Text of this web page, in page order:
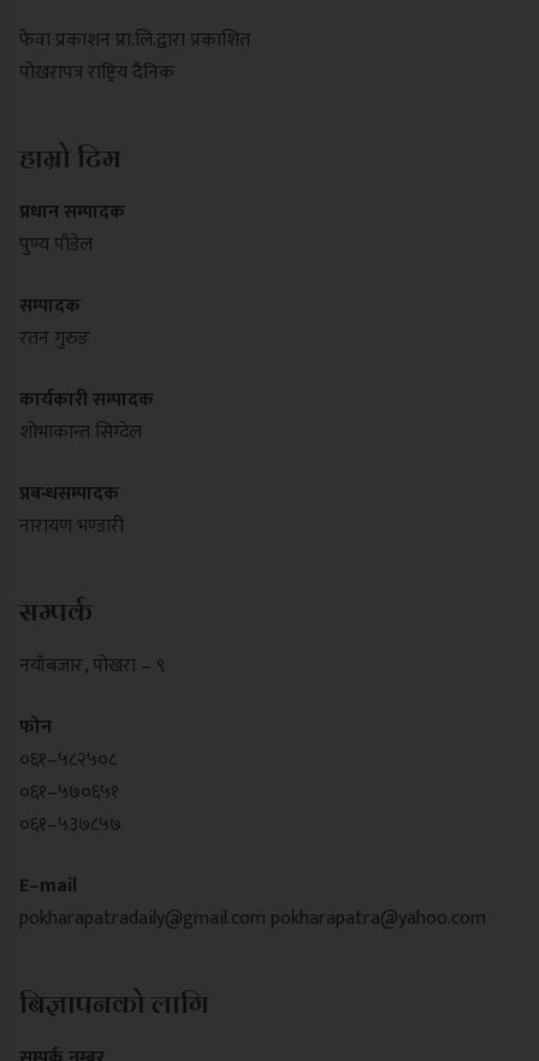
फेवा प्रकाशन प्रा.लि.द्वारा प्रकाशित
पोखरापत्र राष्ट्रिय दैनिक
हाम्रो टिम
प्रधान सम्पादक
पुण्य पौडेल
सम्पादक
रतन गुरुङ
कार्यकारी सम्पादक
शोभाकान्त सिग्देल
प्रबन्धसम्पादक
नारायण भण्डारी
सम्पर्क
नयाँबजार , पोखरा – ९
फोन
०६१–५८२५०८
०६१–५७०६५१
०६१–५३७८५७
E–mail
pokharapatradaily@gmail.com pokharapatra@yahoo.com
बिज्ञापनको लागि